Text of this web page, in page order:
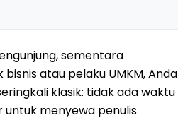
sementara
atau pelaku UMKM, Anda
klasik: tidak ada waktu
untuk menyewa penulis